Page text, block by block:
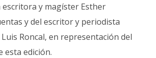
escritora y magíster Esther
y del escritor y periodista
Roncal, en representación del
esta edición.